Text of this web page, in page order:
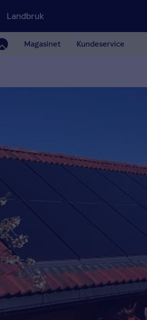
Magasinet Kundeservice
Landbruk